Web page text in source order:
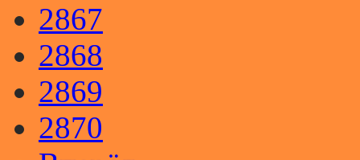
2867
2868
2869
2870